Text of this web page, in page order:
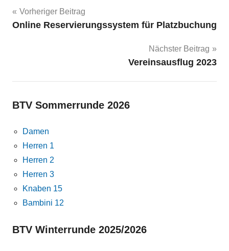
Beitragsnavigation
Vorheriger Beitrag
Online Reservierungssystem für Platzbuchung
Nächster Beitrag
Vereinsausflug 2023
BTV Sommerrunde 2026
Damen
Herren 1
Herren 2
Herren 3
Knaben 15
Bambini 12
BTV Winterrunde 2025/2026